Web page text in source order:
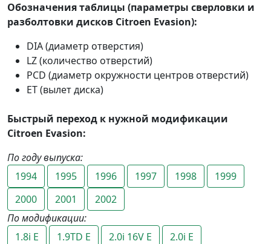
Обозначения таблицы (параметры сверловки и
разболтовки дисков Citroen Evasion):
DIA (диаметр отверстия)
LZ (количество отверстий)
PCD (диаметр окружности центров отверстий)
ET (вылет диска)
Быстрый переход к нужной модификации
Citroen Evasion:
По году выпуска:
1994
1995 1996 1997 1998
1999
2000
2001
2002
По модификации:
1.8i E
1.9TD E 2.0i 16V E
2.0i E